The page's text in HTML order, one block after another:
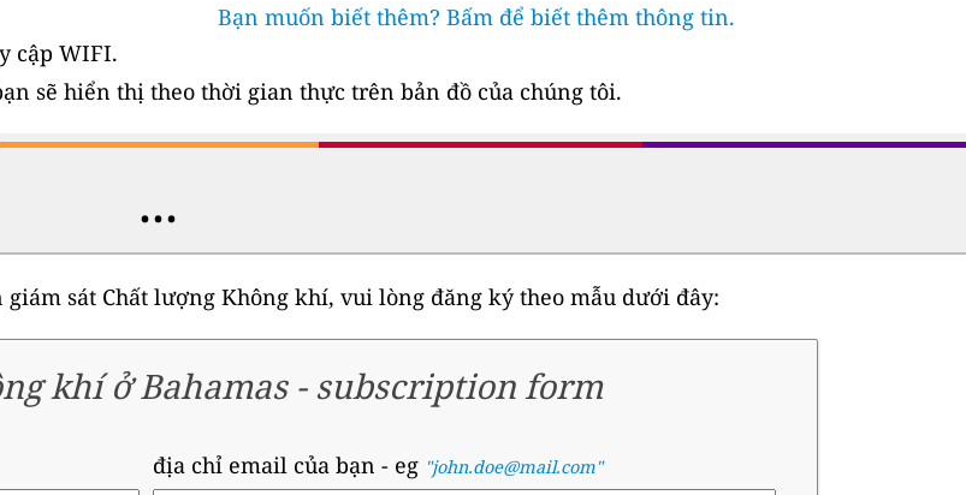
Bạn muốn biết thêm? Bấm để biết thêm thông tin.
cập WIFI.
sẽ hiển thị theo thời gian thực trên bản đồ của chúng tôi.
...
sát Chất lượng Không khí, vui lòng đăng ký theo mẫu dưới đây:
khí ở Bahamas- subscription form
địa chỉ email của bạn - eg "john.doe@mail.com"